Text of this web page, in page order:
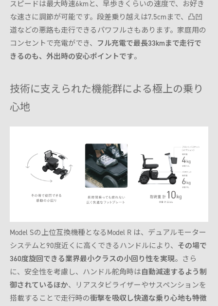
スピードは最大時速6kmと、早歩きくらいの速度で、お好き
な速さに調節が可能です。段差乗り越えは7.5cmまで、凸凹
道などの悪路も走行できるパワフルさもあります。家庭用の
コンセントで充電ができ、 フル充電で最長33kmまで走行で
きるのも、外出時の安心ポイントです。
技術に支えられた機能群による極上の乗り
心地
Model Sの上位互換機種となるModel R は、デュアルモーター
システムと90度近くに高くできるハンドルにより、 その場で
360度旋回できる業界最小クラスの小回り性を実現。さら
に、安全性を考慮し、ハンドル舵角時は自動減速するよう制
御されているほか、リアスタビライザーやサスペンションを
搭載することで走行時の衝撃を吸収し快適な乗り心地も特徴